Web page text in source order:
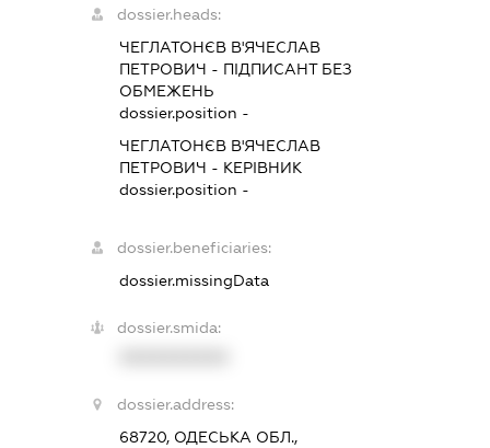
dossier.heads:
ЧЕГЛАТОНЄВ В'ЯЧЕСЛАВ
ПЕТРОВИЧ - ПІДПИСАНТБЕЗ
ОБМЕЖЕНЬ
dossier.position -
ЧЕГЛАТОНЄВ В'ЯЧЕСЛАВ
ПЕТРОВИЧ - КЕРІВНИК
dossier.position -
dossier.beneficiaries:
dossier.missingData
dossier.smida:
dossier.address:
68720, ОДЕСЬКА ОБЛ.,